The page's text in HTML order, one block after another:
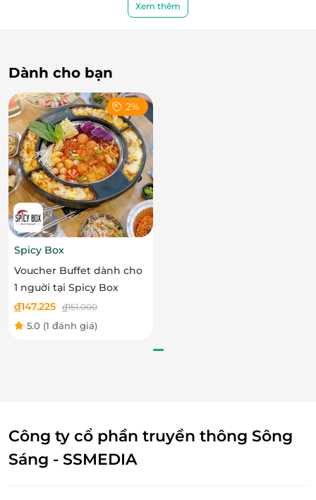
Ẩm thực Nhật Bản tinh tế, từ cách chế biến kỹ lưỡng đến trình
bày món ăn ấn tượng, hấp dẫn.
khách bởi phong cách "Izakaya", thịt mềm được ướp
sốt đặc biệt với công thức riêng biệt của nhà hàng,
nướng trên than hồng mang đến bữa tiệc thơm
ngon, hấp dẫn.
đặc trưng bởi các hương vị lẩu sáng tạo, độc đáo, vừa
bổ dưỡng lại vừa thơm ngon như: Lẩu kim chi, lẩu
Buta Bara Nabe, lẩu Shabu Shabu...
Xem thêm
Dành cho bạn
2%
Spicy Box
Voucher Buffet dành cho
1 nguời tại Spicy Box
đ147.225 đ151.000
5.0 (1 đánh giá)
Công ty cổ phần truyền thông Sông
Sáng - SSMEDIA